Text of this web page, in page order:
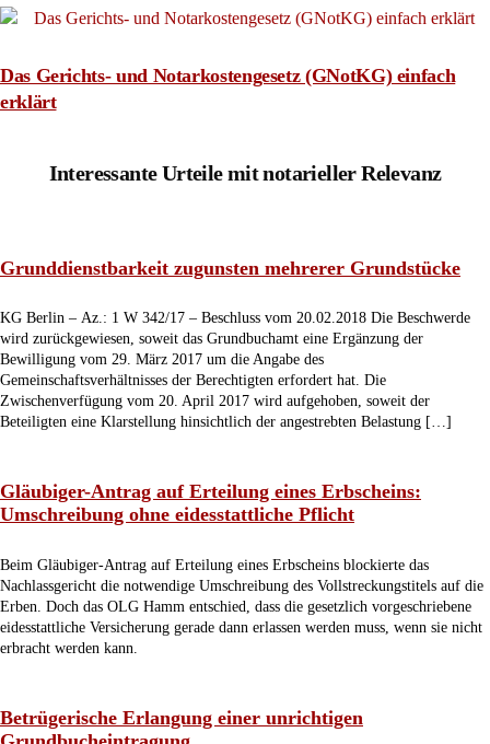
Das Gerichts- und Notarkostengesetz (GNotKG) einfach
erklärt
Interessante Urteile mit notarieller Relevanz
Grunddienstbarkeit zugunsten mehrerer Grundstücke
KG Berlin – Az.: 1 W 342/17 – Beschluss vom 20.02.2018 Die Beschwerde
wird zurückgewiesen, soweit das Grundbuchamt eine Ergänzung der
Bewilligung vom 29. März 2017 um die Angabe des
Gemeinschaftsverhältnisses der Berechtigten erfordert hat. Die
Zwischenverfügung vom 20. April 2017 wird aufgehoben, soweit der
Beteiligten eine Klarstellung hinsichtlich der angestrebten Belastung […]
Gläubiger-Antrag auf Erteilung eines Erbscheins:
Umschreibung ohne eidesstattliche Pflicht
Beim Gläubiger-Antrag auf Erteilung eines Erbscheins blockierte das
Nachlassgericht die notwendige Umschreibung des Vollstreckungstitels auf die
Erben. Doch das OLG Hamm entschied, dass die gesetzlich vorgeschriebene
eidesstattliche Versicherung gerade dann erlassen werden muss, wenn sie nicht
erbracht werden kann.
Betrügerische Erlangung einer unrichtigen